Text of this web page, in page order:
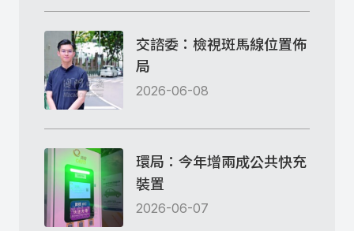
交諮委：檢視斑馬線位置佈
局
2026-06-08
環局：今年增兩成公共快充
裝置
2026-06-07